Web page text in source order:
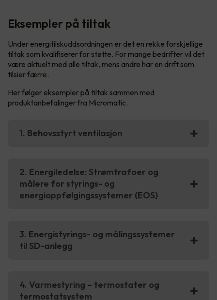
Eksempler på tiltak
Under energitilskuddsordningen er det en rekke forskjellige
tiltak som kvalifiserer for støtte. For mange bedrifter vil det
være aktuelt med alle tiltak, mens andre har en drift som
tilsier færre.
Her følger eksempler på tiltak sammen med
produktanbefalinger fra Micromatic.
1. Behovsstyrt ventilasjon
2. Energiledelse: Strømtrafoer og
målere for styrings- og
energioppfølgingssystemer (EOS)
3. Energistyrings- og målingssystemer
til SD-anlegg
4. Varmestyring – termostater og
termostatsystem